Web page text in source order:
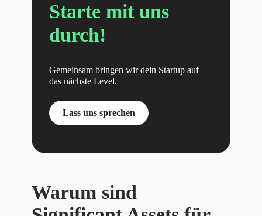
Starte mit uns
durch!
Gemeinsam bringen wir dein Startup auf
das nächste Level.
Lass uns sprechen
Warum sind